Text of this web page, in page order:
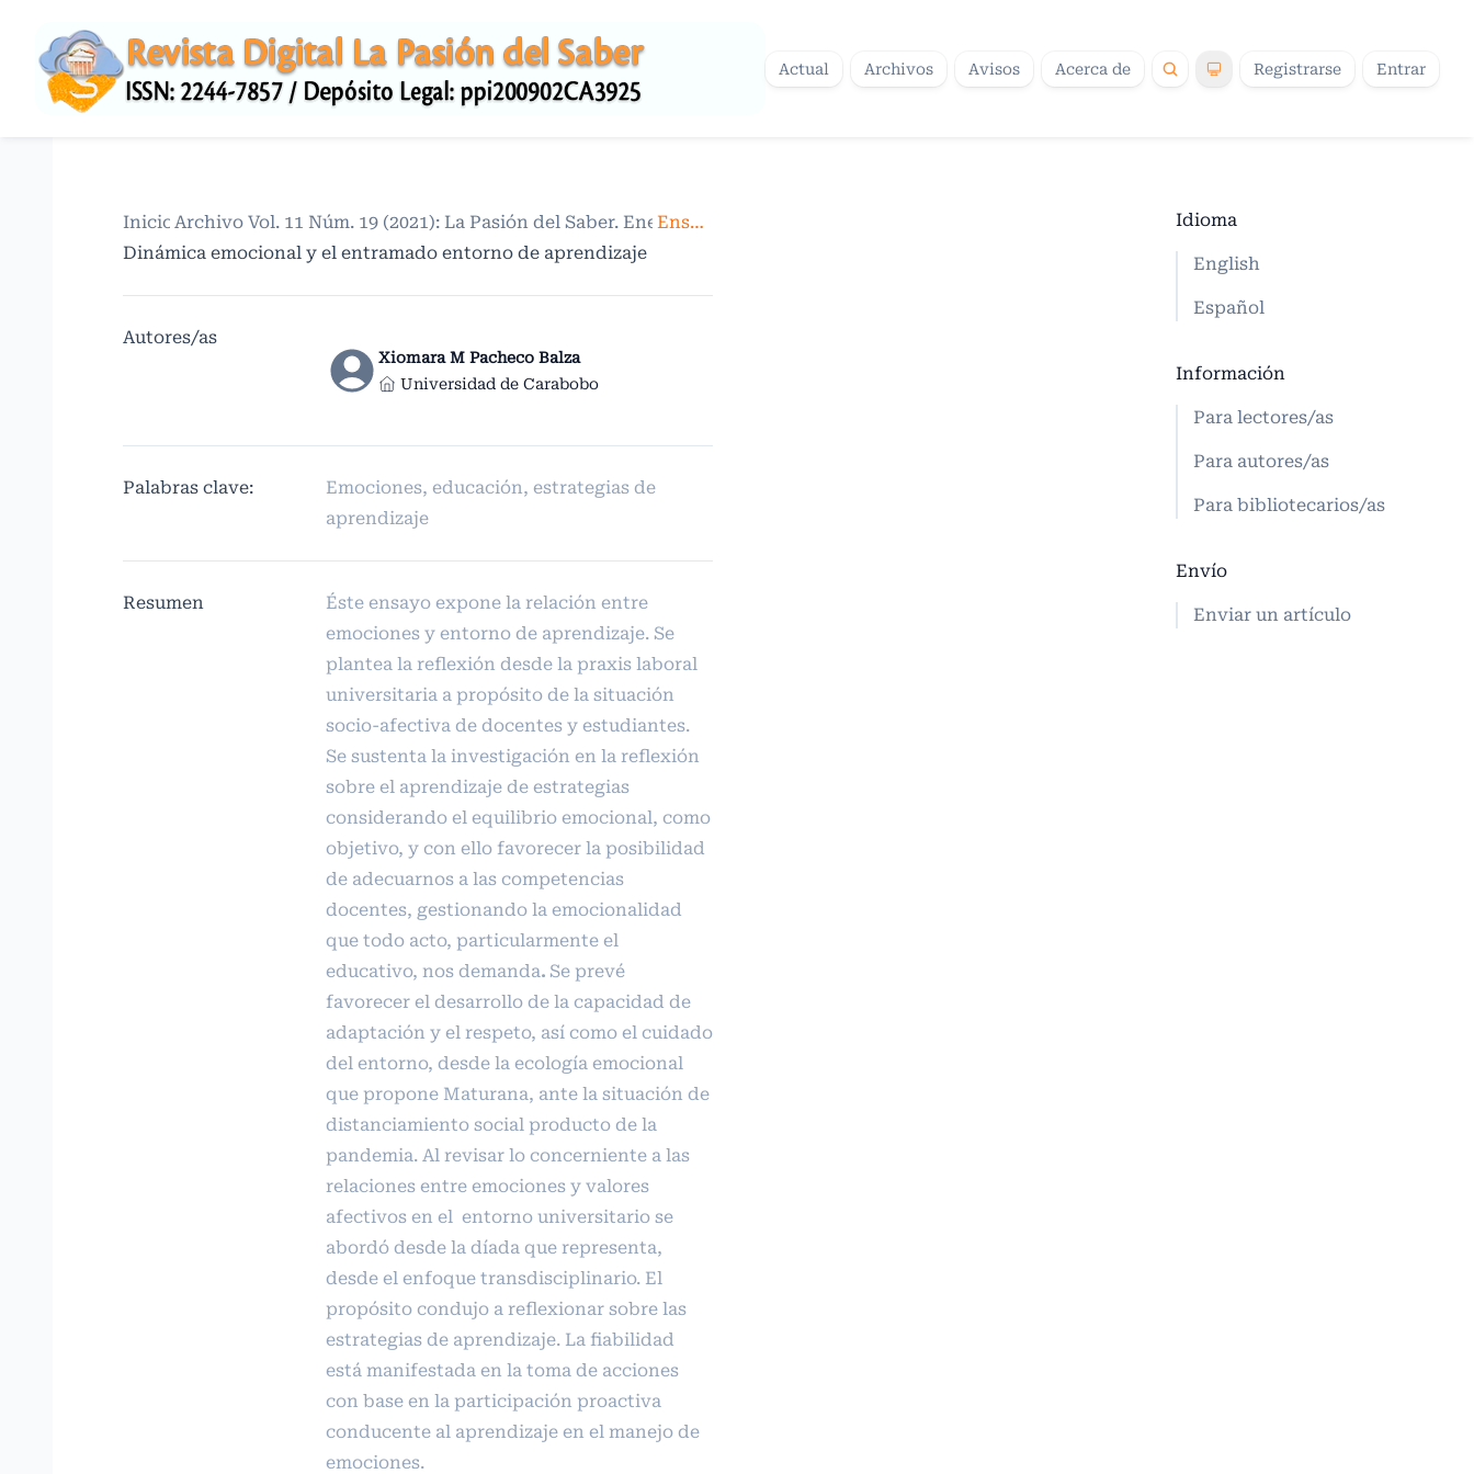
Actual Archivos Avisos Acerca de Registrarse Entrar
Inicio /
Archivos /
Vol. 11 Núm. 19 (2021): La Pasión del Saber. Enero-junio 2021.
Ensayos
Dinámica emocional y el entramado entorno de aprendizaje
Autores/as
Xiomara M Pacheco Balza
Universidad de Carabobo
Palabras clave:
Emociones, educación, estrategias de
aprendizaje
Resumen
Éste ensayo expone la relación entre
emociones y entorno de aprendizaje. Se
plantea la reflexión desde la praxis laboral
universitaria a propósito de la situación
socio-afectiva de docentes y estudiantes.
Se sustenta la investigación en la reflexión
sobre el aprendizaje de estrategias
considerando el equilibrio emocional, como
objetivo, y con ello favorecer la posibilidad
de adecuarnos a las competencias
docentes, gestionando la emocionalidad
que todo acto, particularmente el
educativo, nos demanda. Se prevé
favorecer el desarrollo de la capacidad de
adaptación y el respeto, así como el cuidado
del entorno, desde la ecología emocional
que propone Maturana, ante la situación de
distanciamiento social producto de la
pandemia. Al revisar lo concerniente a las
relaciones entre emociones y valores
afectivos en el entorno universitario se
abordó desde la díada que representa,
desde el enfoque transdisciplinario. El
propósito condujo a reflexionar sobre las
estrategias de aprendizaje. La fiabilidad
está manifestada en la toma de acciones
con base en la participación proactiva
conducente al aprendizaje en el manejo de
emociones.
Idioma
English
Español
Información
Para lectores/as
Para autores/as
Para bibliotecarios/as
Envío
Enviar un artículo